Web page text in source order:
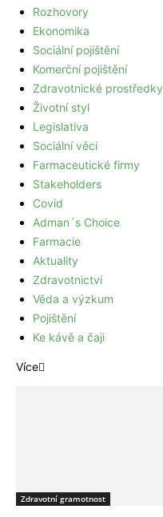
Rozhovory
Ekonomika
Sociální pojištění
Komerční pojištění
Zdravotnické prostředky
Životní styl
Legislativa
Sociální věci
Farmaceutické firmy
Stakeholders
Covid
Adman´s Choice
Farmacie
Aktuality
Zdravotnictví
Věda a výzkum
Pojištění
Ke kávě a čaji
Více
Zdravotní gramotnost